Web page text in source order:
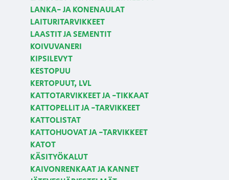
LANKA- JA KONENAULAT
LAITURITARVIKKEET
LAASTIT JA SEMENTIT
KOIVUVANERI
KIPSILEVYT
KESTOPUU
KERTOPUUT, LVL
KATTOTARVIKKEET JA -TIKKAAT
KATTOPELLIT JA -TARVIKKEET
KATTOLISTAT
KATTOHUOVAT JA -TARVIKKEET
KATOT
KÄSITYÖKALUT
KAIVONRENKAAT JA KANNET